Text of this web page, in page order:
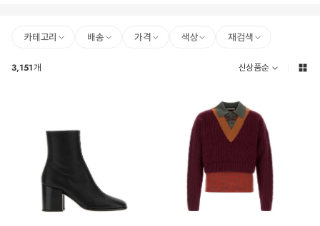
카테고리 배송 가격 색상 재검색
3,151개 신상품순